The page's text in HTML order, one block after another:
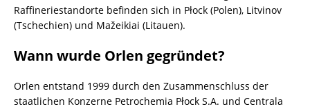
Raffineriestandorte befinden sich in Płock (Polen), Litvinov
(Tschechien) und Mažeikiai (Litauen).
Wann wurde Orlen gegründet?
Orlen entstand 1999 durch den Zusammenschluss der
staatlichen Konzerne Petrochemia Płock S.A. und Centrala